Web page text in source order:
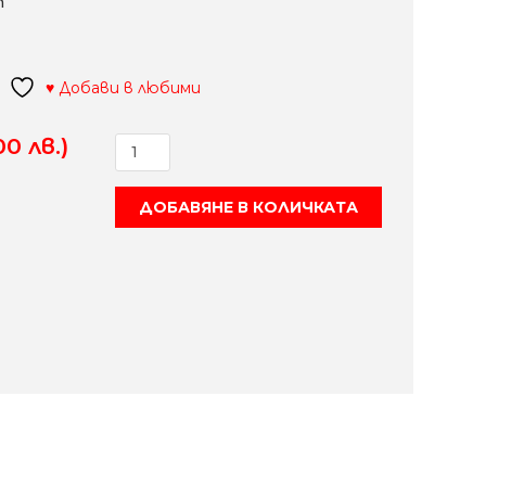
♥ Добави в любими
лв.)
количество
за
NILLS"трапезен
ДОБАВЯНЕ В КОЛИЧКАТА